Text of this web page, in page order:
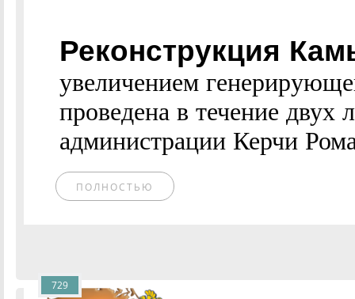
Реконструкция
увеличением
проведена в течение двух
администрации Керчи
ПОЛНОСТЬЮ
729